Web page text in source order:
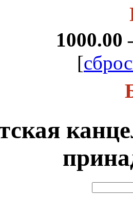
1000.00
[